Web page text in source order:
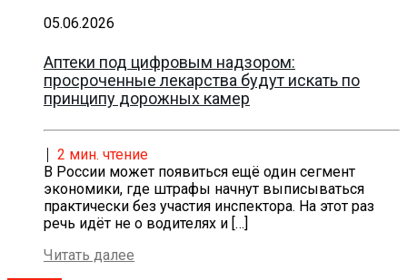
05.06.2026
Аптеки под цифровым надзором:
просроченные лекарства будут искать по
принципу дорожных камер
2 мин. чтение
В России может появиться ещё один сегмент
экономики, где штрафы начнут выписываться
практически без участия инспектора. На этот раз
речь идёт не о водителях и […]
Читать далее